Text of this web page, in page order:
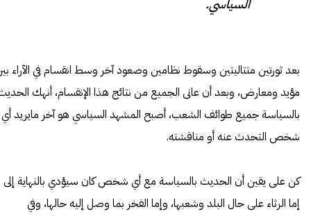
بعد ثورتين متتاليتين وسقوط نظامين وصعود آخر وسط انقسام في الآراء
مؤيد ومعارض، وبعد أن عانى الجميع من نتائج هذا الإنقسام، أنهك
بالسياسة جميع طوائف الشعب، أصبح المشهد السياسي هو آخر مايريد أي
شخص التحدث عنه أو مناقشته.
كن على يقين أن الحديث بالسياسة مع أي شخص كان سيؤدي بالنهاية إلى
إما الرثاء على حال البلد وشعبها، وإما الفخر بما وصل إليه حالها، وفي